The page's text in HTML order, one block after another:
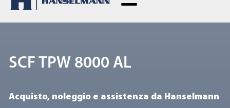
SCF TPW 8000 AL
Acquisto, noleggio e assistenza da Hanselmann